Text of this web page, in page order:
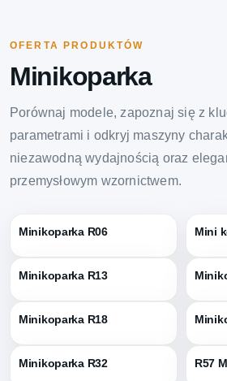
OFERTA PRODUKTÓW
Minikoparka
Porównaj modele, zapoznaj się z
parametrami i odkryj maszyny
niezawodną wydajnością oraz
przemysłowym wzornictwem.
Minikoparka R06 Mini
Minikoparka R13
Minikoparka R18
Minikoparka R32 R57